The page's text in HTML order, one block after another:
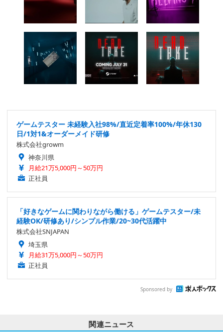
ゲームテスター 未経験入社98%/直近定着率100%/年休130
日/1対1&オーダーメイド研修
株式会社growm
神奈川県
月給21万5,000円～50万円
正社員
「好きなゲームに関わりながら働ける」ゲームテスター/未
経験OK/研修あり/シンプル作業/20~30代活躍中
株式会社SNJAPAN
埼玉県
月給31万5,000円～50万円
正社員
Sponsored by
関連ニュース